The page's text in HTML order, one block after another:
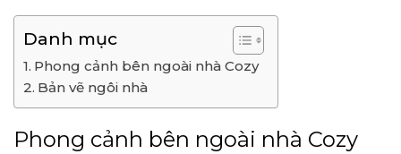
Danh mục
Phong cảnh bên ngoài nhà Cozy
Bản vẽ ngôi nhà
Phong cảnh bên ngoài nhà Cozy